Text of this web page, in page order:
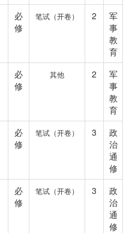
必
修
笔试（开卷） 2
军
事
教
育
必
修
其他 2
军
事
教
育
必
修
笔试（开卷） 3
政
治
通
修
必
修
笔试（开卷） 3
政
治
通
修